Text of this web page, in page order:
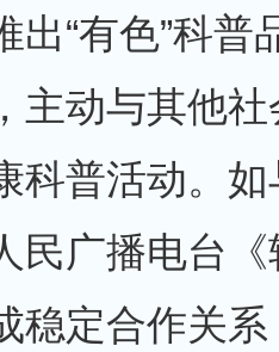
出“有色”科普
主动与其他
科普活动。
民广播电台
稳定合作关